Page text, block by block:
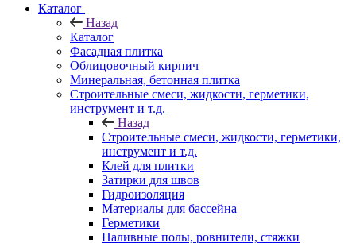
Каталог
Назад
Каталог
Фасадная плитка
Облицовочный кирпич
Минеральная, бетонная плитка
Строительные смеси, жидкости, герметики,
инструмент и т.д.
Назад
Строительные смеси, жидкости, герметики,
инструмент и т.д.
Клей для плитки
Затирки для швов
Гидроизоляция
Материалы для бассейна
Герметики
Наливные полы, ровнители, стяжки